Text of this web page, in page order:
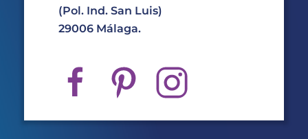
(Pol. Ind. San Luis)
29006 Málaga.